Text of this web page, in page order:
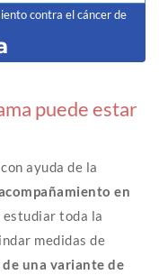
contra el cáncer de
puede estar
ayuda de la
en
estudiar toda la
medidas de
una variante de